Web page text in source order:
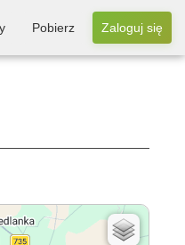
Pobierz Zaloguj się